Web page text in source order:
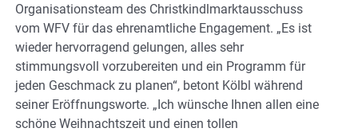
Organisationsteam des Christkindlmarktausschuss
vom WFV für das ehrenamtliche Engagement. „Es ist
wieder hervorragend gelungen, alles sehr
stimmungsvoll vorzubereiten und ein Programm für
jeden Geschmack zu planen“, betont Kölbl während
seiner Eröffnungsworte. „Ich wünsche Ihnen allen eine
schöne Weihnachtszeit und einen tollen